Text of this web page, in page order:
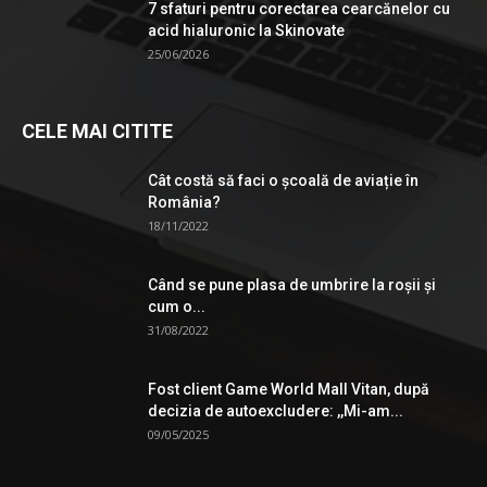
7 sfaturi pentru corectarea cearcănelor cu
acid hialuronic la Skinovate
25/06/2026
CELE MAI CITITE
Cât costă să faci o școală de aviație în
România?
18/11/2022
Când se pune plasa de umbrire la roşii şi
cum o...
31/08/2022
Fost client Game World Mall Vitan, după
decizia de autoexcludere: ,,Mi-am...
09/05/2025